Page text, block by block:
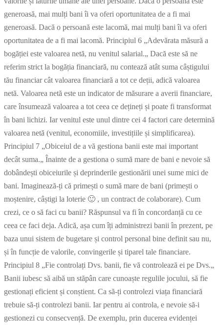
generoasă, mai mulți bani îi va oferi oportunitatea de a fi mai
generoasă. Dacă o persoană este lacomă, mai mulți bani îi va oferi
oportunitatea de a fi mai lacomă. Principiul 6 „Adevărata măsură a
bogăției este valoarea netă, nu venitul salarial.„ Dacă este să ne
referim strict la bogăția financiară, nu contează atât suma câștigului
tău financiar cât valoarea financiară a tot ce deții, adică valoarea
netă. Valoarea netă este un indicator de măsurare a averii financiare,
care însumează valoarea a tot ceea ce dețineți și poate fi transformat
în bani lichizi. Iar venitul este unul dintre cei 4 factori care determină
valoarea netă (venitul, economiile, investițiile și simplificarea).
Principiul 7 „Obiceiul de a vă gestiona banii este mai important
decât suma.„ Înainte de a gestiona o sumă mare de bani e nevoie să
dobândești obiceiurile și deprinderile gestionării unei sume mici de
bani. Imaginează-ți că primești o sumă mare de bani (primești o
moștenire, câștigi la loterie 🙂 , un contract de colaborare). Cum
crezi, ce o să faci cu banii? Răspunsul va fi în concordanță cu ce
ceea ce faci deja. Adică, așa cum îți administrezi banii în prezent, pe
baza unui sistem de bugetare și control personal bine definit sau nu,
și în funcție de valorile, convingerile și tiparel tale financiare.
Principiul 8 „Fie controlați Dvs. banii, fie vă controlează ei pe Dvs.„
Banii iubesc să aibă un stăpân care cunoaște regulile jocului, să fie
gestionați eficient și conștient. Ca să-ți controlezi viața financiară
trebuie să-ți controlezi banii. Iar pentru ai controla, e nevoie să-i
gestionezi cu consecvență. De exemplu, prin ducerea evidenței